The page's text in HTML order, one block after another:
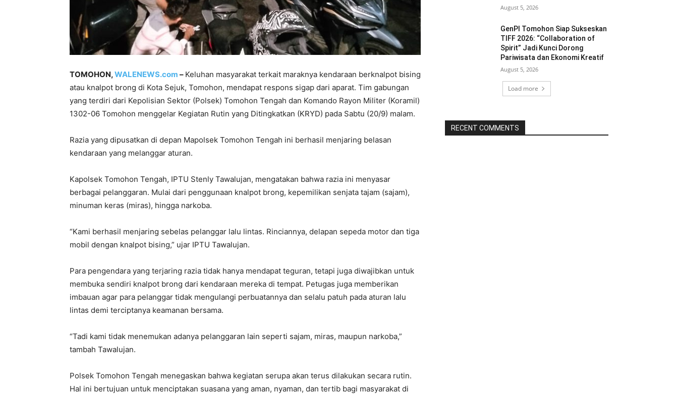
TOMOHON,WALENEWS.com – Keluhan masyarakat terkait maraknya kendaraan berknalpot bising
atau knalpot brong di Kota Sejuk, Tomohon, mendapat respons sigap dari aparat. Tim gabungan
yang terdiri dari Kepolisian Sektor (Polsek) Tomohon Tengah dan Komando Rayon Militer (Koramil)
1302-06 Tomohon menggelar Kegiatan Rutin yang Ditingkatkan (KRYD) pada Sabtu (20/9) malam.
Razia yang dipusatkan di depan Mapolsek Tomohon Tengah ini berhasil menjaring belasan
kendaraan yang melanggar aturan.
Kapolsek Tomohon Tengah, IPTU Stenly Tawalujan, mengatakan bahwa razia ini menyasar
berbagai pelanggaran. Mulai dari penggunaan knalpot brong, kepemilikan senjata tajam (sajam),
minuman keras (miras), hingga narkoba.
“Kami berhasil menjaring sebelas pelanggar lalu lintas. Rinciannya, delapan sepeda motor dan tiga
mobil dengan knalpot bising,” ujar IPTU Tawalujan.
Para pengendara yang terjaring razia tidak hanya mendapat teguran, tetapi juga diwajibkan untuk
membuka sendiri knalpot brong dari kendaraan mereka di tempat. Petugas juga memberikan
imbauan agar para pelanggar tidak mengulangi perbuatannya dan selalu patuh pada aturan lalu
lintas demi terciptanya keamanan bersama.
“Tadi kami tidak menemukan adanya pelanggaran lain seperti sajam, miras, maupun narkoba,”
tambah Tawalujan.
Polsek Tomohon Tengah menegaskan bahwa kegiatan serupa akan terus dilakukan secara rutin.
Hal ini bertujuan untuk menciptakan suasana yang aman, nyaman, dan tertib bagi masyarakat di
August 5, 2026
GenPI Tomohon Siap Sukseskan
TIFF 2026: “Collaboration of
Spirit” Jadi Kunci Dorong
Pariwisata dan Ekonomi Kreatif
August 5, 2026
Load more
RECENT COMMENTS